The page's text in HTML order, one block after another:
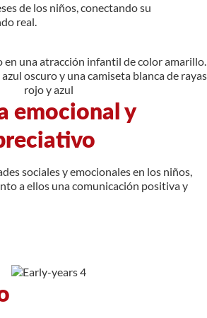
de los niños, conectando su
real.
emocional y
sociales y emocionales en los niños,
a ellos una comunicación positiva y